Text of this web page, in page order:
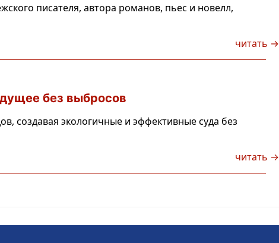
писателя, автора романов, пьес и новелл,
читать →
без выбросов
создавая экологичные и эффективные суда без
читать →